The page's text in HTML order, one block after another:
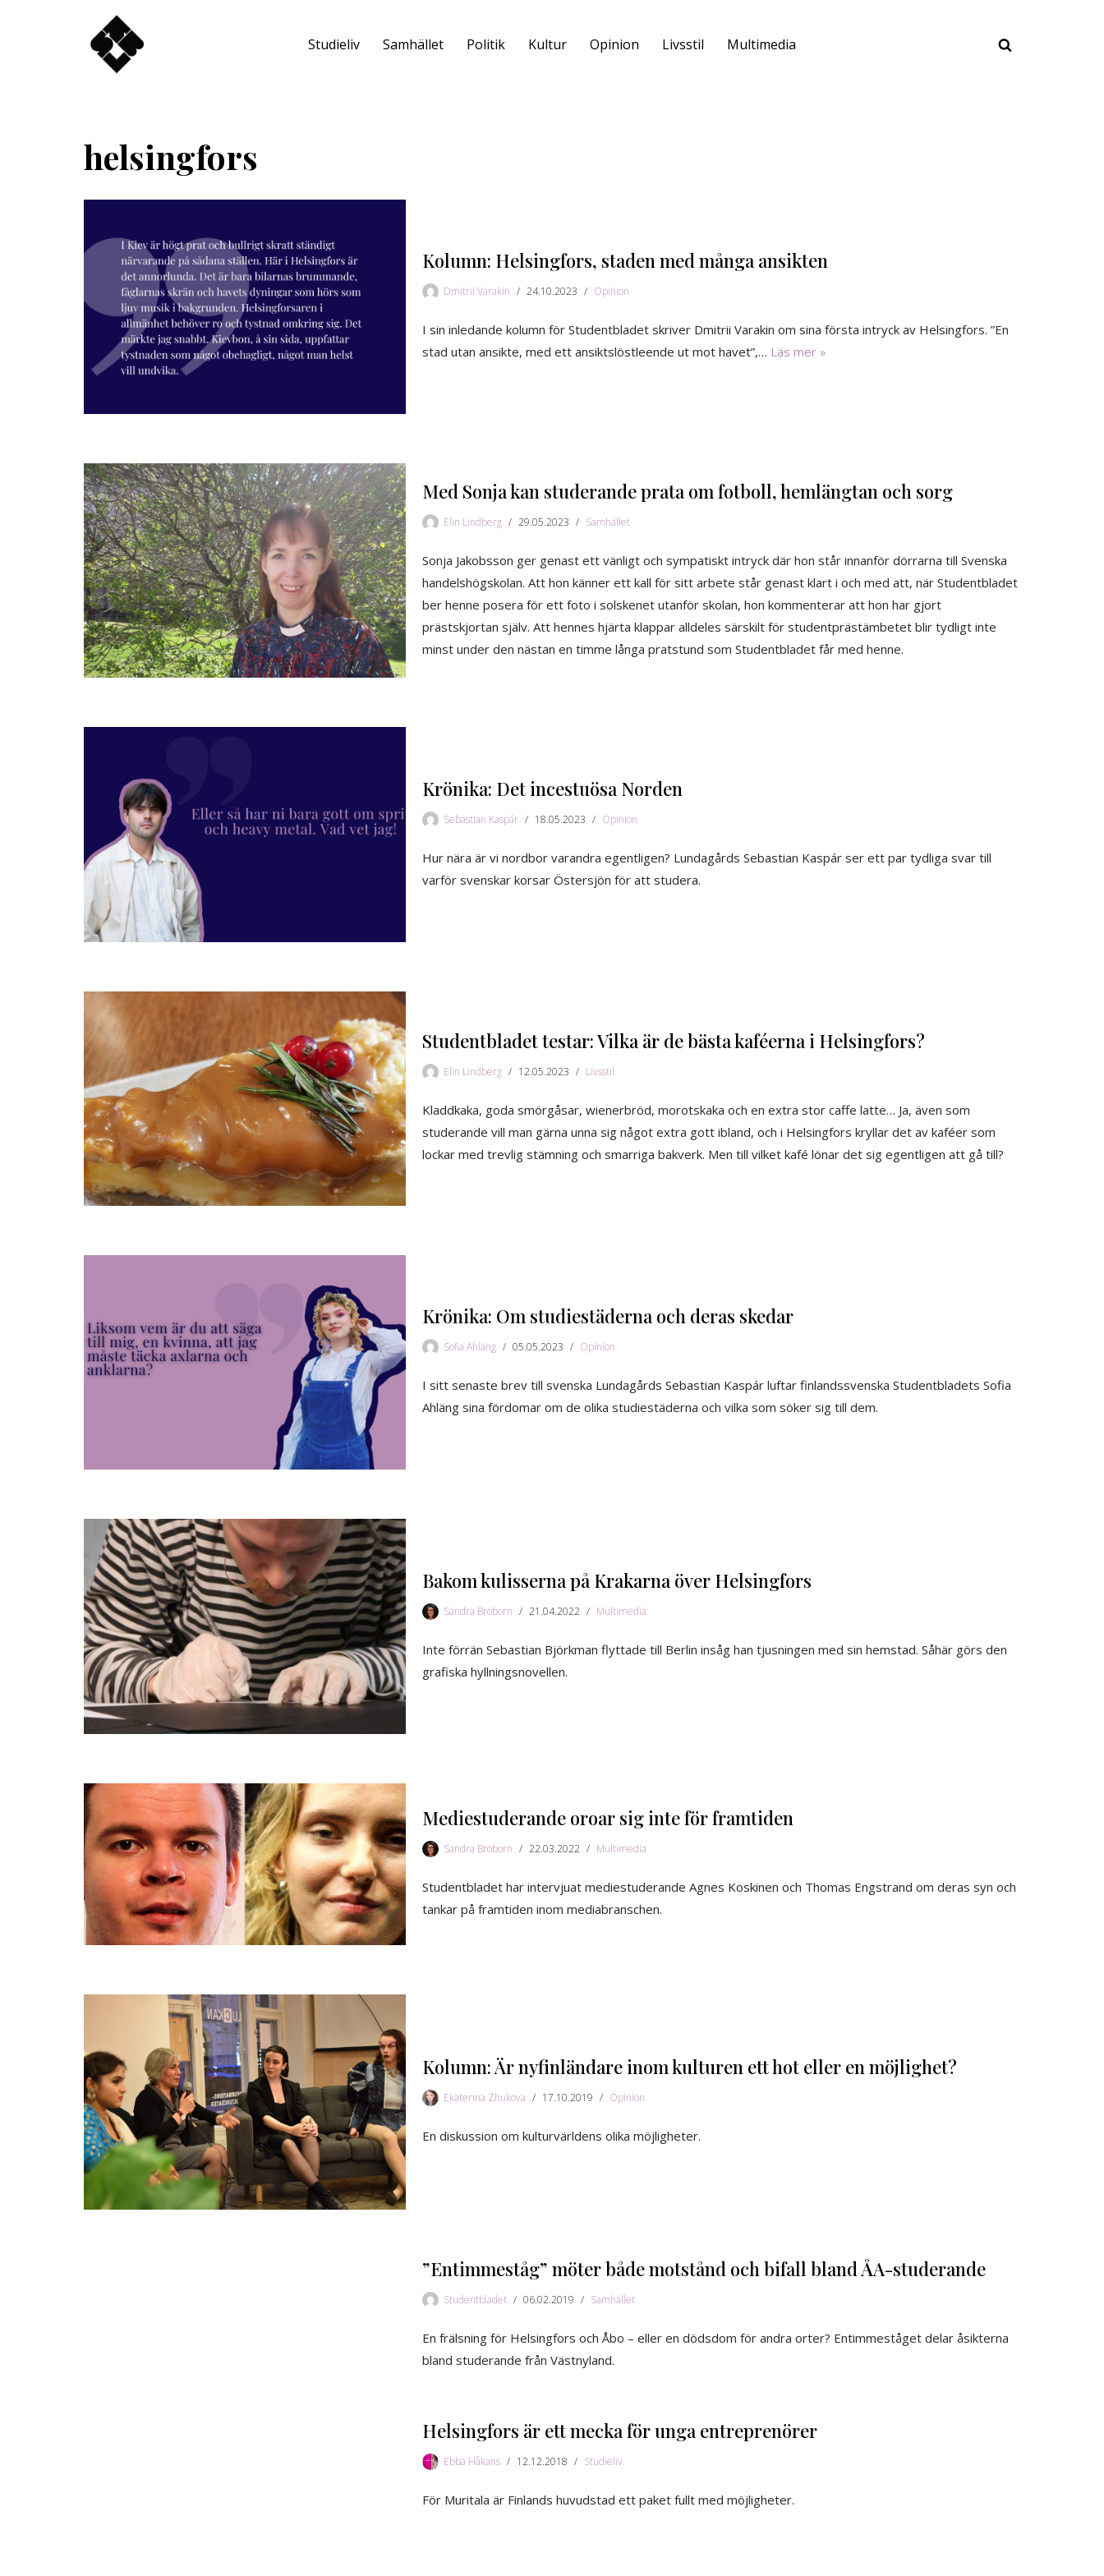
Studieliv Samhället Politik Kultur Opinion Livsstil Multimedia
helsingfors
Kolumn: Helsingfors, staden med många ansikten
Dmitrii Varakin 24.10.2023 Opinion
I sin inledande kolumn för Studentbladet skriver Dmitrii Varakin om sina första intryck av Helsingfors. ”En
stad utan ansikte, med ett ansiktslöstleende ut mot havet”,… Läs mer »
Med Sonja kan studerande prata om fotboll, hemlängtan och sorg
Elin Lindberg 29.05.2023 Samhället
Sonja Jakobsson ger genast ett vänligt och sympatiskt intryck där hon står innanför dörrarna till Svenska
handelshögskolan. Att hon känner ett kall för sitt arbete står genast klart i och med att, när Studentbladet
ber henne posera för ett foto i solskenet utanför skolan, hon kommenterar att hon har gjort
prästskjortan själv. Att hennes hjärta klappar alldeles särskilt för studentprästämbetet blir tydligt inte
minst under den nästan en timme långa pratstund som Studentbladet får med henne.
Krönika: Det incestuösa Norden
Sebastian Kaspár 18.05.2023 Opinion
Hur nära är vi nordbor varandra egentligen? Lundagårds Sebastian Kaspár ser ett par tydliga svar till
varför svenskar korsar Östersjön för att studera.
Studentbladet testar: Vilka är de bästa kaféerna i Helsingfors?
Elin Lindberg 12.05.2023 Livsstil
Kladdkaka, goda smörgåsar, wienerbröd, morotskaka och en extra stor caffe latte… Ja, även som
studerande vill man gärna unna sig något extra gott ibland, och i Helsingfors kryllar det av kaféer som
lockar med trevlig stämning och smarriga bakverk. Men till vilket kafé lönar det sig egentligen att gå till?
Krönika: Om studiestäderna och deras skedar
Sofia Ahläng 05.05.2023 Opinion
I sitt senaste brev till svenska Lundagårds Sebastian Kaspár luftar finlandssvenska Studentbladets Sofia
Ahläng sina fördomar om de olika studiestäderna och vilka som söker sig till dem.
Bakom kulisserna på Krakarna över Helsingfors
Sandra Broborn 21.04.2022 Multimedia
Inte förrän Sebastian Björkman flyttade till Berlin insåg han tjusningen med sin hemstad. Såhär görs den
grafiska hyllningsnovellen.
Mediestuderande oroar sig inte för framtiden
Sandra Broborn 22.03.2022 Multimedia
Studentbladet har intervjuat mediestuderande Agnes Koskinen och Thomas Engstrand om deras syn och
tankar på framtiden inom mediabranschen.
Kolumn: Är nyfinländare inom kulturen ett hot eller en möjlighet?
Ekaterina Zhukova 17.10.2019 Opinion
En diskussion om kulturvärldens olika möjligheter.
”Entimmeståg” möter både motstånd och bifall bland ÅA-studerande
Studentbladet 06.02.2019 Samhället
En frälsning för Helsingfors och Åbo – eller en dödsdom för andra orter? Entimmeståget delar åsikterna
bland studerande från Västnyland.
Helsingfors är ett mecka för unga entreprenörer
Ebba Håkans 12.12.2018 Studieliv
För Muritala är Finlands huvudstad ett paket fullt med möjligheter.